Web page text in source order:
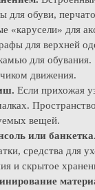
для обуви,
для
для верхней
для обувания.
движения.
Если прихожая
вещей.
или банкетка.
средства для
и скрытое